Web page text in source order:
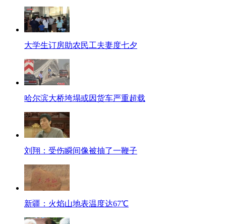
大学生订房助农民工夫妻度七夕
哈尔滨大桥垮塌或因货车严重超载
刘翔：受伤瞬间像被抽了一鞭子
新疆：火焰山地表温度达67℃